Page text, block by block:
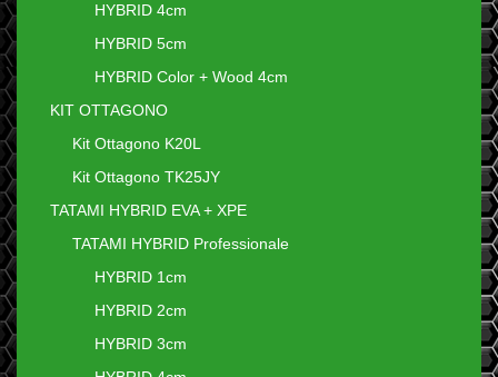
HYBRID 4cm
HYBRID 5cm
HYBRID Color + Wood 4cm
KIT OTTAGONO
Kit Ottagono K20L
Kit Ottagono TK25JY
TATAMI HYBRID EVA + XPE
TATAMI HYBRID Professionale
HYBRID 1cm
HYBRID 2cm
HYBRID 3cm